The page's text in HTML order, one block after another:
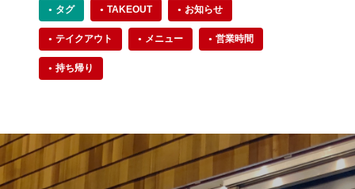
タグ TAKEOUT お知らせ
テイクアウト メニュー 営業時間
持ち帰り